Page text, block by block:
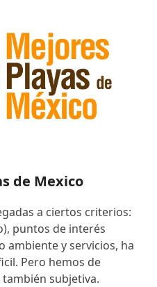
de Mexico
a ciertos criterios:
puntos de interés
ambiente y servicios, ha
Pero hemos de
subjetiva.